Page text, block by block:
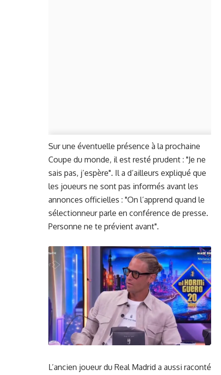
Sur une éventuelle présence à la prochaine
Coupe du monde, il est resté prudent : "Je ne
sais pas, j’espère". Il a d’ailleurs expliqué que
les joueurs ne sont pas informés avant les
annonces officielles : "On l’apprend quand le
sélectionneur parle en conférence de presse.
Personne ne te prévient avant".
L’ancien joueur du Real Madrid a aussi raconté